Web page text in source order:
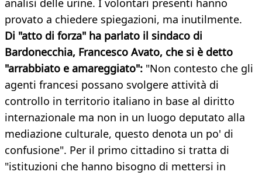
analisi delle urine. I volontari presenti hanno
provato a chiedere spiegazioni, ma inutilmente.
Di "atto di forza" ha parlato il sindaco di
Bardonecchia, Francesco Avato, che si è detto
"arrabbiato e amareggiato": "Non contesto che gli
agenti francesi possano svolgere attività di
controllo in territorio italiano in base al diritto
internazionale ma non in un luogo deputato alla
mediazione culturale, questo denota un po' di
confusione". Per il primo cittadino si tratta di
"istituzioni che hanno bisogno di mettersi in